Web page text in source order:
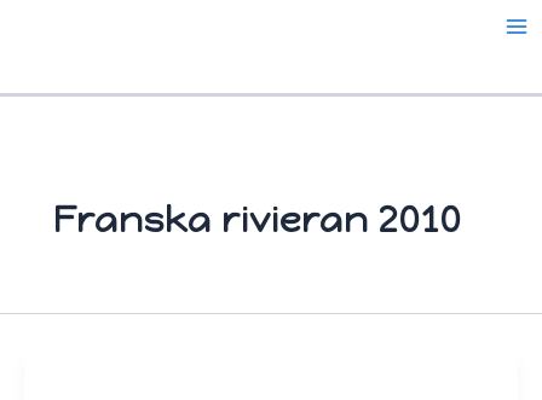
Franska rivieran 2010